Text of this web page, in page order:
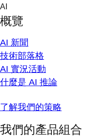
Skip
content
AI
概覽
AI 新聞
技術部落格
AI 實況活動
什麼是 AI 推論
了解我們的策略
我們的產品組合